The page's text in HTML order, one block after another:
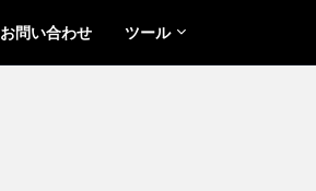
お問い合わせ ツール